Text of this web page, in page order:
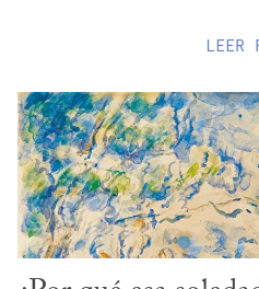
LEER